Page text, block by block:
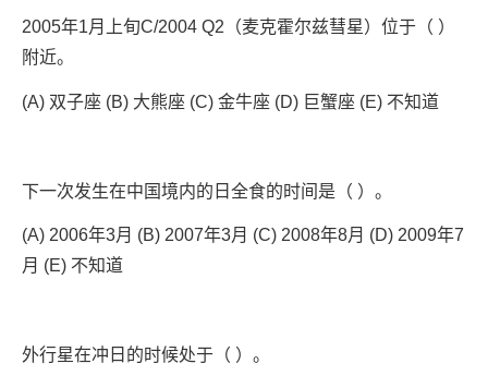
2005年1月上旬C/2004 Q2（麦克霍尔兹彗星）位于（ ）
附近。
(A) 双子座 (B) 大熊座 (C) 金牛座 (D) 巨蟹座 (E) 不知道
下一次发生在中国境内的日全食的时间是（ ）。
(A) 2006年3月 (B) 2007年3月 (C) 2008年8月 (D) 2009年7
月 (E) 不知道
外行星在冲日的时候处于（ ）。